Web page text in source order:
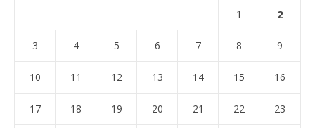
1 2
3 4 5 6 7 8 9
10 11 12 13 14 15 16
17 18 19 20 21 22 23